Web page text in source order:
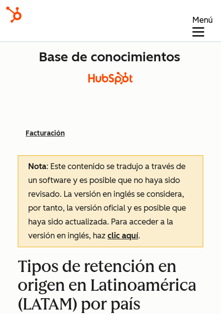
Menú
Base de conocimientos
Facturación
Nota: Este contenido se tradujo a través de
un software y es posible que no haya sido
revisado. La versión en inglés se considera,
por tanto, la versión oficial y es posible que
haya sido actualizada. Para acceder a la
versión en inglés, haz clic aquí.
Tipos de retención en
origen en Latinoamérica
(LATAM) por país